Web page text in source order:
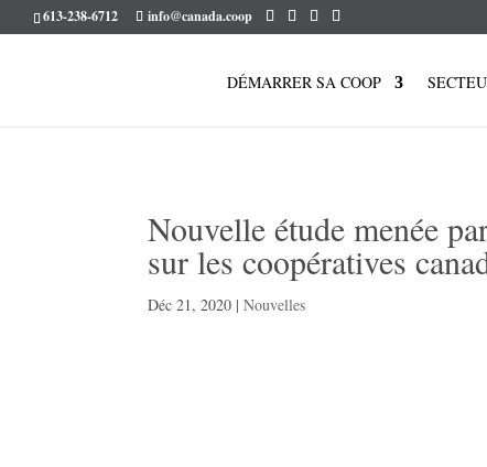
613-238-6712 info@canada.coop
DÉMARRER SA COOP
Nouvelle étude menée
sur les coopératives
Déc 21, 2020 |Nouvelles